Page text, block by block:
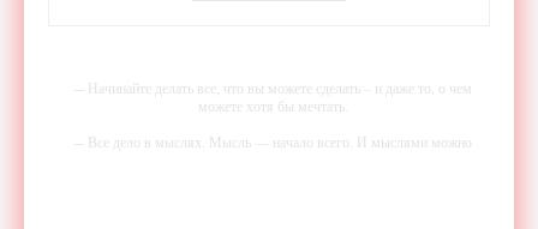
-- Начинайте делать все, что вы можете сделать – и даже то, о чем
можете хотя бы мечтать.
-- Все дело в мыслях. Мысль — начало всего. И мыслями можно